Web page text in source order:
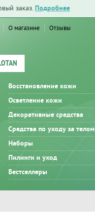
заказ. Подробнее
О магазине Отзывы
Восстановление кожи
Осветление кожи
Декоративные средства
Средства по уходу за телом
Наборы
Пилинги и уход
Бестселлеры